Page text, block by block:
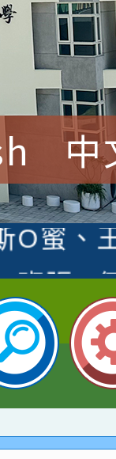
中
園市中
獲社
O蜜、
展 國
師、
班張O
小朗讀
園市中
獲教
世
創客佳
園市中
獲社
O蜜、